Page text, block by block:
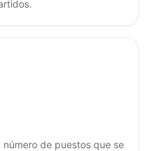
de puestos que se